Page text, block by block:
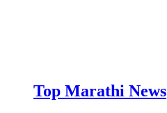
Top Marathi News